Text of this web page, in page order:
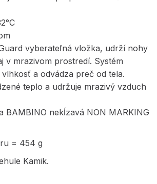
vyberateľná vložka, udrží nohy
v mrazivom prostredí. Systém
a odvádza preč od tela.
teplo a udržuje mrazivý vzduch
BAMBINO nekĺzavá NON MARKING
= 454 g
Kamik.